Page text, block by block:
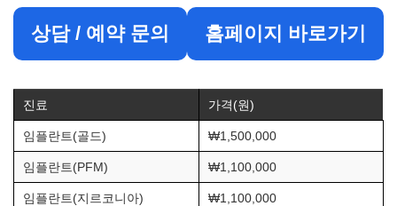
상담 / 예약 문의 홈페이지 바로가기
진료 가격(원)
임플란트(골드) ₩1,500,000
임플란트(PFM) ₩1,100,000
임플란트(지르코니아) ₩1,100,000